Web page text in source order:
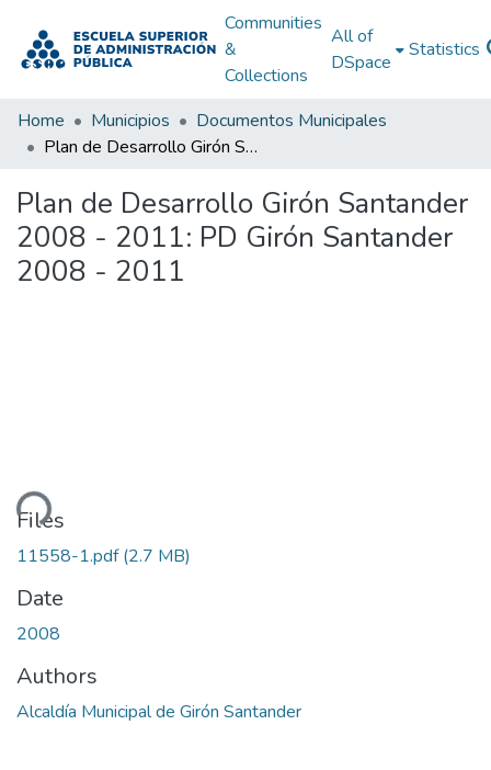
Communities
&
Collections
All of
DSpace
Statistics
Home Municipios
Documentos Municipales
Plan de Desarrollo Girón Santander 2008 - 2011: PD Girón Santander 2008 - 2011
Plan de Desarrollo Girón Santander
2008 - 2011: PD Girón Santander
2008 - 2011
Files
11558-1.pdf(2.7 MB)
Date
2008
Authors
Alcaldía Municipal de Girón Santander